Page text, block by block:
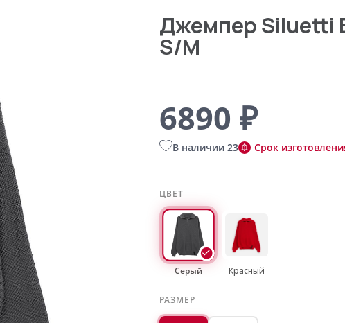
Джемпер Siluetti
S/M
6890 ₽
В наличии 23 Срок
ЦВЕТ
Серый Красный
РАЗМЕР